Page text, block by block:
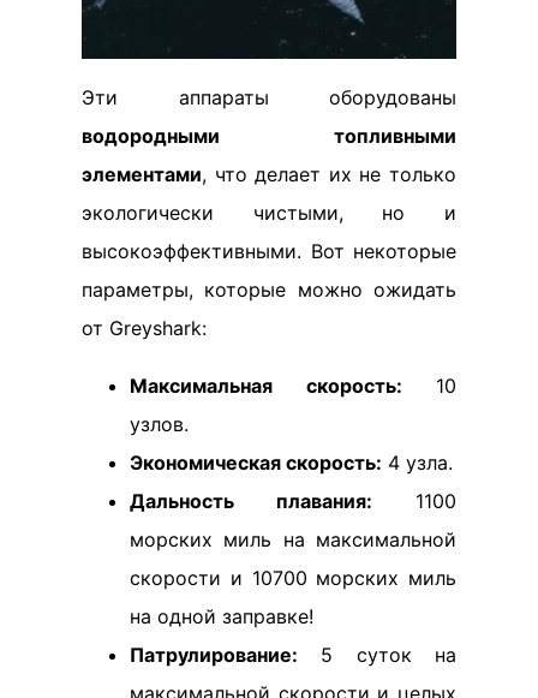
Эти аппараты оборудованы
водородными топливными
элементами, что делает их не только
экологически чистыми, но и
высокоэффективными. Вот некоторые
параметры, которые можно ожидать
от Greyshark:
Максимальная скорость: 10
узлов.
Экономическая скорость: 4 узла.
Дальность плавания: 1100
морских миль на максимальной
скорости и 10700 морских миль
на одной заправке!
Патрулирование: 5 суток на